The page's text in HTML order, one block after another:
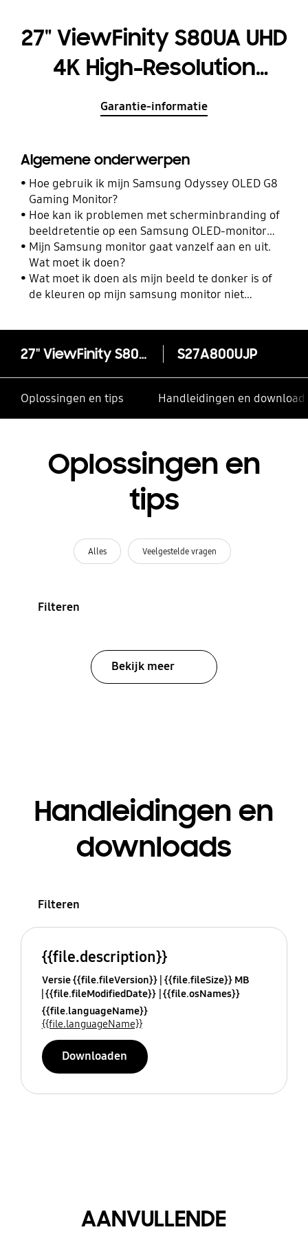
27" ViewFinity S80UA UHD
4K High-Resolution
Monitor
Garantie-informatie
Algemene onderwerpen
Hoe gebruik ik mijn Samsung Odyssey OLED G8
Gaming Monitor?
Hoe kan ik problemen met scherminbranding of
beeldretentie op een Samsung OLED-monitor
oplossen of voorkomen?
Mijn Samsung monitor gaat vanzelf aan en uit.
Wat moet ik doen?
Wat moet ik doen als mijn beeld te donker is of
de kleuren op mijn samsung monitor niet
27" ViewFinity S80UA UHD 4K High-Resolution Monitor S27A800UJP
Oplossingen en tips Handleidingen en
Oplossingen en
tips
Alles Veelgestelde vragen
Filteren
Bekijk meer
Handleidingen en
downloads
Filteren
{{file.description}}
Versie {{file.fileVersion}} {{file.fileSize}} MB
{{file.fileModifiedDate}} {{file.osNames}}
{{file.languageName}}
{{file.languageName}}
Downloaden
AANVULLENDE